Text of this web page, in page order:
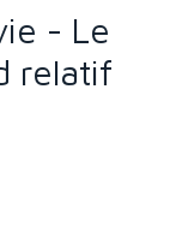
- Le
relatif